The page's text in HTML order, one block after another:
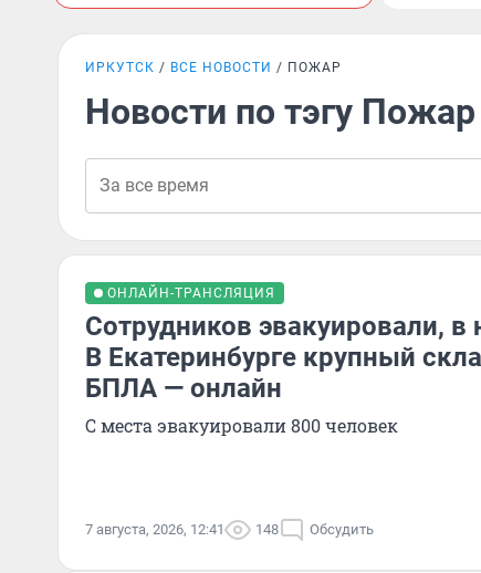
ИРКУТСК ВСЕ НОВОСТИ ПОЖАР
Новости по тэгу Пожар
ОНЛАЙН-ТРАНСЛЯЦИЯ
Сотрудников эвакуировали,
В Екатеринбурге крупный
БПЛА — онлайн
С места эвакуировали 800 человек
7 августа, 2026, 12:41 148 Обсудить